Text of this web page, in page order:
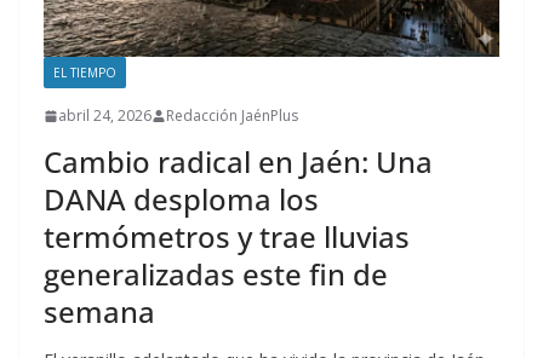
EL TIEMPO
abril 24, 2026 Redacción JaénPlus
Cambio radical en Jaén: Una
DANA desploma los
termómetros y trae lluvias
generalizadas este fin de
semana